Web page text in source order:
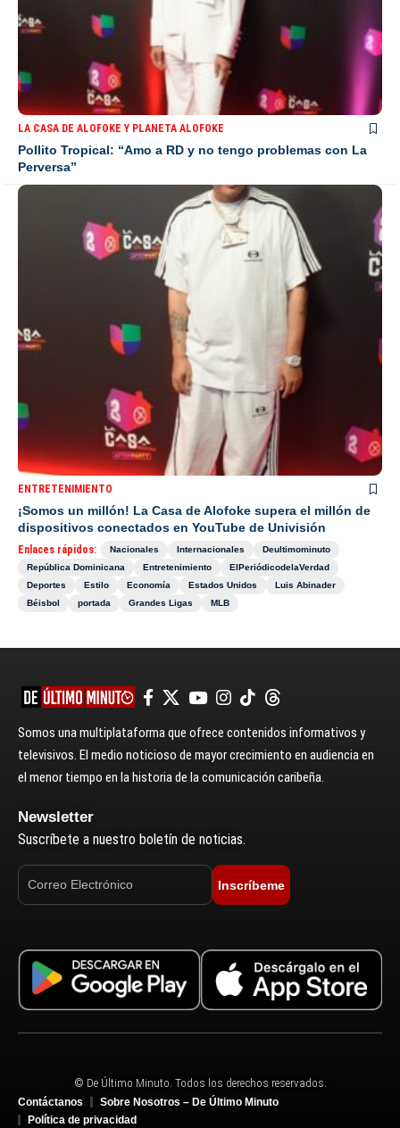
LA CASA DE ALOFOKE Y PLANETA ALOFOKE
Pollito Tropical: “Amo a RD y no tengo problemas con La
Perversa”
ENTRETENIMIENTO
¡Somos un millón! La Casa de Alofoke supera el millón de
dispositivos conectados en YouTube de Univisión
Enlaces rápidos: Nacionales Internacionales
Deultimominuto
República Dominicana
Entretenimiento
ElPeriódicodelaVerdad
Deportes
Estilo Economía Estados Unidos
Luis Abinader
Béisbol
portada Grandes Ligas MLB
Somos una multiplataforma que ofrece contenidos informativos y
televisivos. El medio noticioso de mayor crecimiento en audiencia en
el menor tiempo en la historia de la comunicación caribeña.
Newsletter
Suscríbete a nuestro boletín de noticias.
Inscríbeme
© De Último Minuto. Todos los derechos reservados.
Contáctanos
Sobre Nosotros – De Último Minuto
Política de privacidad